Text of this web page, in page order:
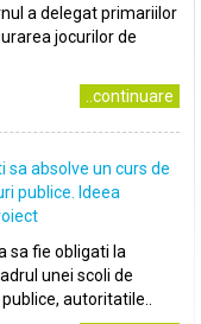
a delegat primariilor
jocurilor de
..continuare
absolve un curs de
publice. Ideea
sa fie obligati la
unei scoli de
autoritatile..